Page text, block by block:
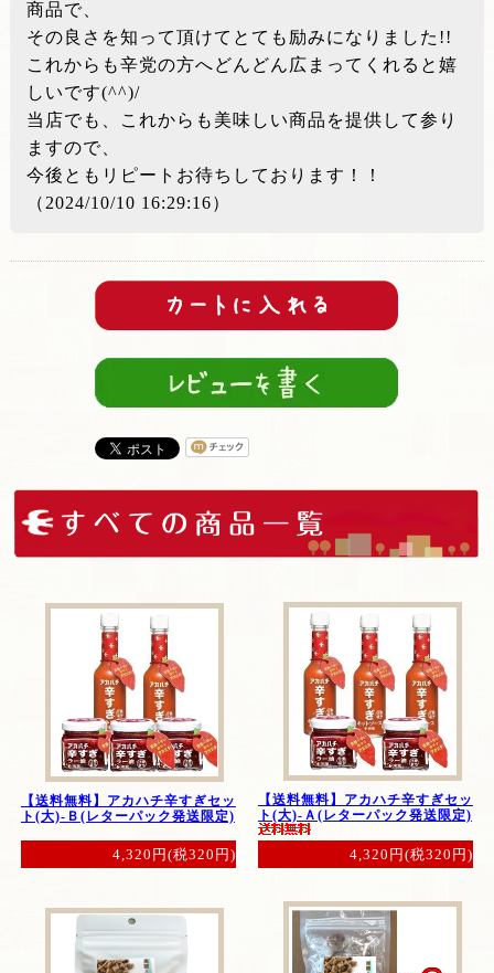
商品で、
その良さを知って頂けてとても励みになりました!!
これからも辛党の方へどんどん広まってくれると嬉
しいです(^^)/
当店でも、これからも美味しい商品を提供して参り
ますので、
今後ともリピートお待ちしております！！
（2024/10/10 16:29:16）
【送料無料】アカハチ辛すぎセッ
ト(大)-Ｂ(レターパック発送限定)
4,320円(税320円)
【送料無料】アカハチ辛すぎセッ
ト(大)-Ａ(レターパック発送限定)
4,320円(税320円)